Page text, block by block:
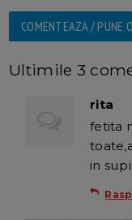
COMENTEAZA / PUNE
Ultimile 3
rita
fetita
in